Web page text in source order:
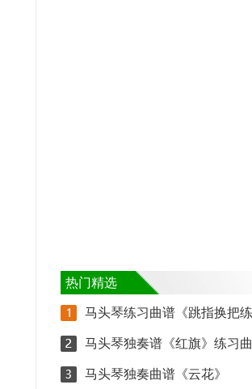
热门精选
马头琴独奏谱《红旗》练习曲
马头琴独奏曲谱《云花》